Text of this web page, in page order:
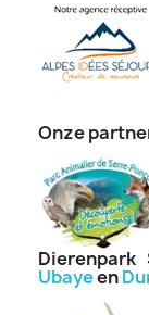
Onze
Dierenpark
Ubayeen